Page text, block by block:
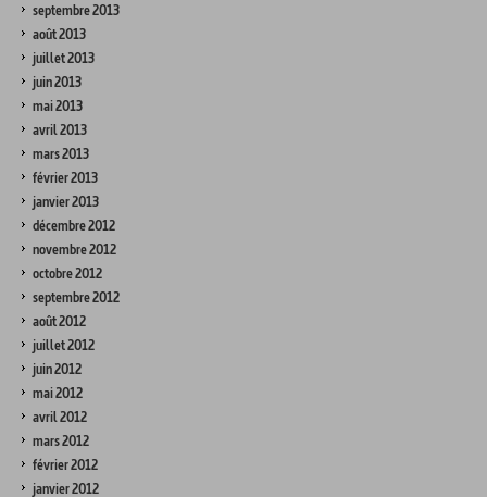
septembre 2013
août 2013
juillet 2013
juin 2013
mai 2013
avril 2013
mars 2013
février 2013
janvier 2013
décembre 2012
novembre 2012
octobre 2012
septembre 2012
août 2012
juillet 2012
juin 2012
mai 2012
avril 2012
mars 2012
février 2012
janvier 2012